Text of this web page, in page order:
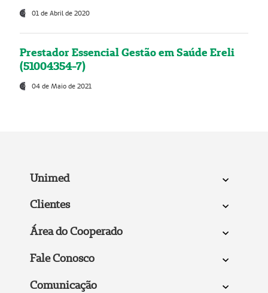
01 de Abril de 2020
Prestador Essencial Gestão em Saúde Ereli
(51004354-7)
04 de Maio de 2021
Unimed
Clientes
Área do Cooperado
Fale Conosco
Comunicação